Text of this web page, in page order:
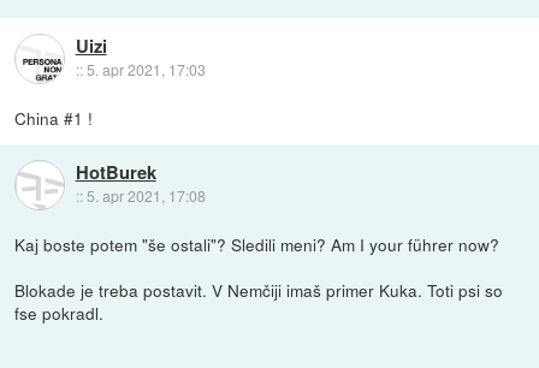
Uizi
::5. apr 2021, 17:03
China #1 !
HotBurek
:: 5. apr 2021, 17:08
Kaj boste potem "še ostali"? Sledili meni? Am I your führer now?
Blokade je treba postavit. V Nemčiji imaš primer Kuka. Toti psi so
fse pokradl.